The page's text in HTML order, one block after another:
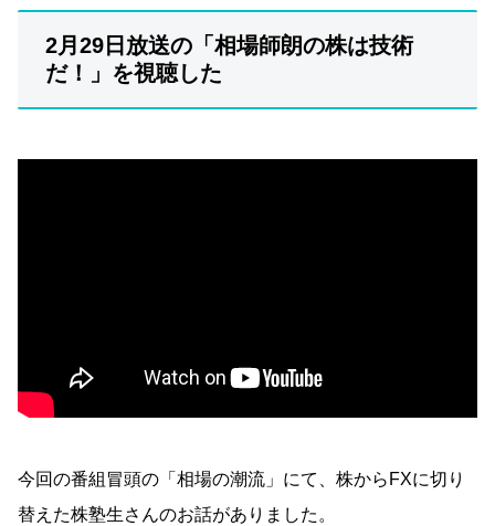
2月29日放送の「相場師朗の株は技術
だ！」を視聴した
今回の番組冒頭の「相場の潮流」にて、株からFXに切り
替えた株塾生さんのお話がありました。